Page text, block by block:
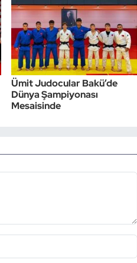
Ümit Judocular Bakü’de
Dünya Şampiyonası
Mesaisinde